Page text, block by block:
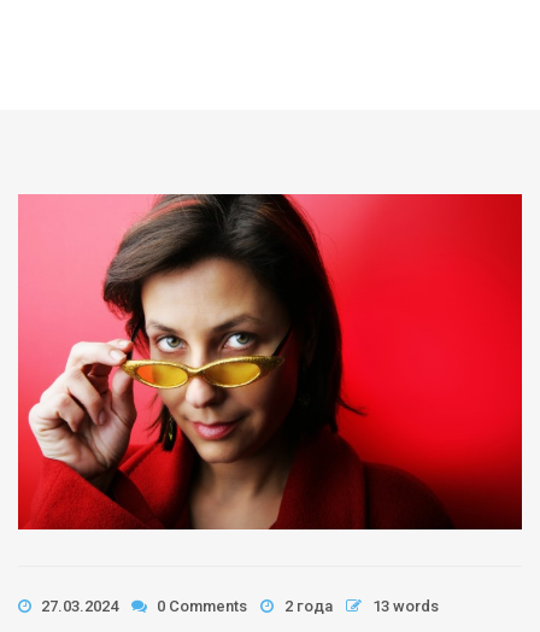
27.03.2024 0 Comments 2 года 13 words